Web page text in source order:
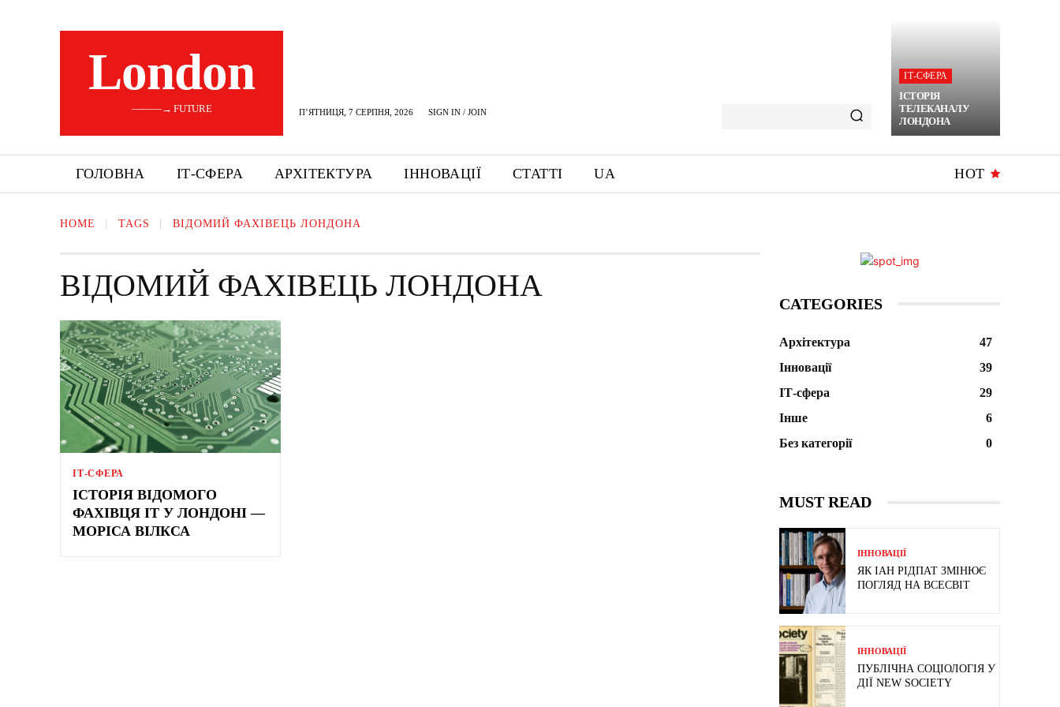
London
———→ FUTURE П’ЯТНИЦЯ, 7 СЕРПНЯ, 2026 SIGN IN / JOIN
ІТ-СФЕРА
ІСТОРІЯ
ТЕЛЕКАНАЛУ
ЛОНДОНА
ГОЛОВНА ІТ-СФЕРА АРХІТЕКТУРА ІННОВАЦІЇ СТАТТІ UA HOT
HOME TAGS ВІДОМИЙ ФАХІВЕЦЬ ЛОНДОНА
ВІДОМИЙ ФАХІВЕЦЬ ЛОНДОНА
ІТ-СФЕРА
ІСТОРІЯ ВІДОМОГО
ФАХІВЦЯ IT У ЛОНДОНІ —
МОРІСА ВІЛКСА
CATEGORIES
Архітектура
47
Інновації
39
ІТ-сфера
29
Інше
6
Без категорії
0
MUST READ
ІННОВАЦІЇ
ЯК ІАН РІДПАТ ЗМІНЮЄ
ПОГЛЯД НА ВСЕСВІТ
ІННОВАЦІЇ
ПУБЛІЧНА СОЦІОЛОГІЯ У
ДІЇ NEW SOCIETY